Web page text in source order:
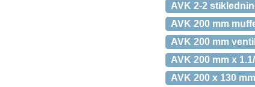
AVK 2-2
AVK 200 mm
AVK 200 mm
AVK 200 mm x
AVK 200 x 130